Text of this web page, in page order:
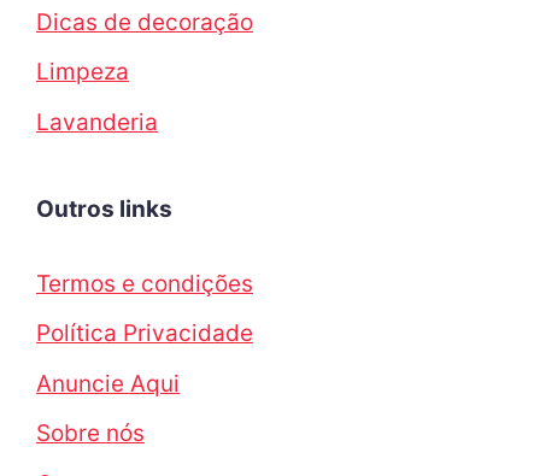
Dicas de decoração
Limpeza
Lavanderia
Outros links
Termos e condições
Política Privacidade
Anuncie Aqui
Sobre nós